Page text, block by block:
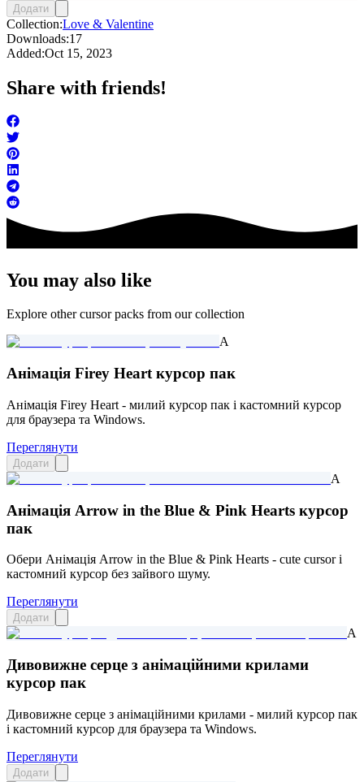
Додати
Collection:Love & Valentine
Downloads:17
Added:Oct 15, 2023
Share with friends!
You may also like
Explore other cursor packs from our collection
A
Анімація Firey Heart курсор пак
Анімація Firey Heart - милий курсор пак і кастомний курсор
для браузера та Windows.
Переглянути
Додати
A
Анімація Arrow in the Blue & Pink Hearts курсор
пак
Обери Анімація Arrow in the Blue & Pink Hearts - cute cursor і
кастомний курсор без зайвого шуму.
Переглянути
Додати
A
Дивовижне серце з анімаційними крилами
курсор пак
Дивовижне серце з анімаційними крилами - милий курсор пак
і кастомний курсор для браузера та Windows.
Переглянути
Додати